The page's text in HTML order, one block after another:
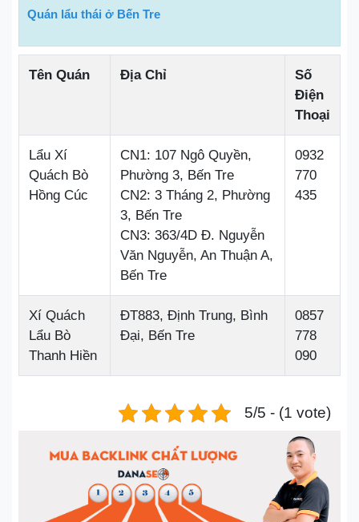
Quán lẩu thái ở Bến Tre
Tên Quán Địa Chỉ
Số
Điện
Thoại
Lẩu Xí
Quách Bò
Hồng Cúc
CN1: 107 Ngô Quyền,
Phường 3, Bến Tre
CN2: 3 Tháng 2, Phường
3, Bến Tre
CN3: 363/4D Đ. Nguyễn
Văn Nguyễn, An Thuận A,
Bến Tre
0932
770
435
Xí Quách
Lẩu Bò
Thanh Hiền
ĐT883, Định Trung, Bình
Đại, Bến Tre
0857
778
090
5/5 - (1 vote)